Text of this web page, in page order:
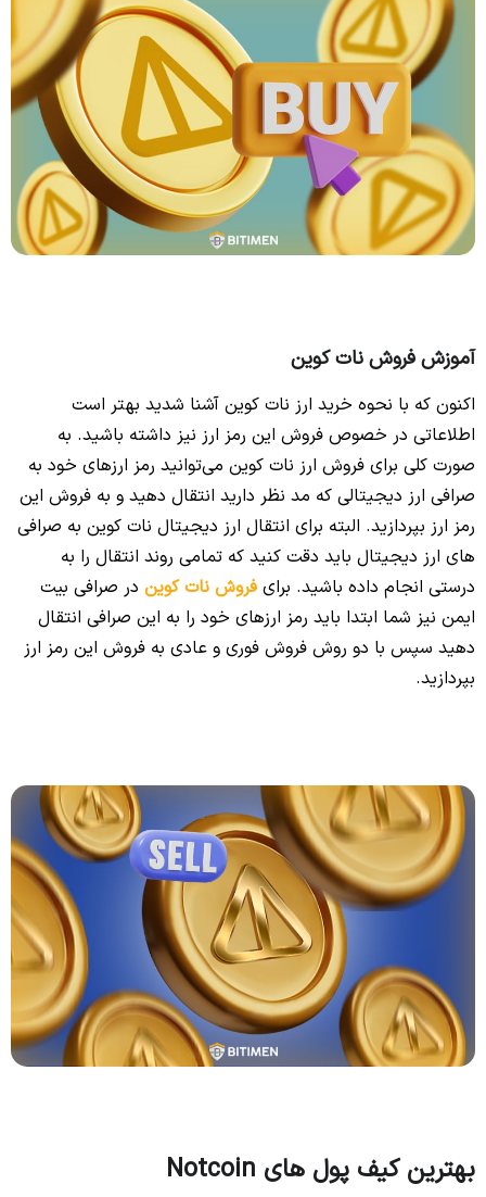
آموزش فروش نات کوین
اکنون که با نحوه خرید ارز نات کوین آشنا شدید بهتر است
اطلاعاتی در خصوص فروش این رمز ارز نیز داشته باشید. به
صورت کلی برای فروش ارز نات کوین می‌توانید رمز ارزهای خود به
صرافی ارز دیجیتالی که مد نظر دارید انتقال دهید و به فروش این
رمز ارز بپردازید. البته برای انتقال ارز دیجیتال نات کوین به صرافی
های ارز دیجیتال باید دقت کنید که تمامی روند انتقال را به
درستی انجام داده باشید. برای فروش نات کوین در صرافی بیت
ایمن نیز شما ابتدا باید رمز ارزهای خود را به این صرافی انتقال
دهید سپس با دو روش فروش فوری و عادی به فروش این رمز ارز
بپردازید.
بهترین کیف پول های Notcoin